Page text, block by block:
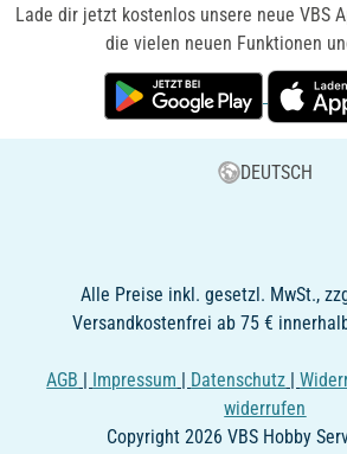
Lade dir jetzt kostenlos unsere neue VBS
die vielen neuen Funktionen
DEUTSCH
Alle Preise inkl. gesetzl. MwSt.,
Versandkostenfrei ab 75 €
AGB | Impressum | Datenschutz |
widerrufen
Copyright 2026 VBS Hobby